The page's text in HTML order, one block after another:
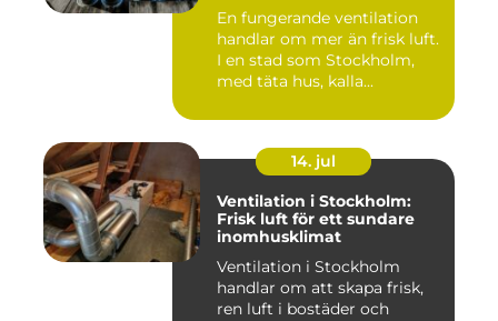
En fungerande ventilation
handlar om mer än frisk luft.
I en stad som Stockholm,
med täta hus, kalla...
14. jul
Ventilation i Stockholm:
Frisk luft för ett sundare
inomhusklimat
Ventilation i Stockholm
handlar om att skapa frisk,
ren luft i bostäder och